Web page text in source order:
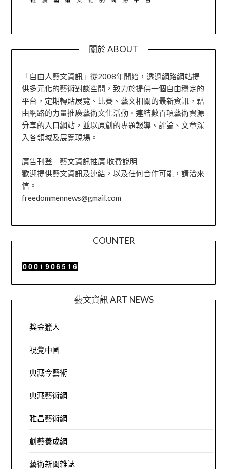
關於 ABOUT
「自由人藝文資訊」從2008年開始，透過網路網站提
供多元化的藝術對談空間，致力於提供一個自由穩定的
平台，定期轉貼展覽、比賽、藝文相關的最新資訊，藉
由網路的力量推廣藝術文化活動。連結數百項藝術資源
分享的入口網站，並以原創的專題報導、評論、文章深
入各領域及展覽現場。
廣告刊登｜藝文資訊推廣 收費說明
歡迎提供藝文資訊及連結，以及任何合作可能，請洽來
信。
freedommennews@gmail.com
COUNTER
藝文資訊 ART NEWS
獎金獵人
視覺中國
典藏今藝術
典藏藝術網
雅昌藝術網
創藝養成網
藝術新聞雜誌